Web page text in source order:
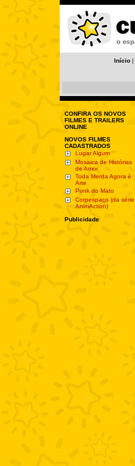
Início |
CONFIRA OS NOVOS
FILMES E TRAILERS
ONLINE
NOVOS FILMES
CADASTRADOS
Lugar Algum
Mosaica de Histórias
de Amor
Toda Merda Agora é
Arte
Punk do Mato
Corpespaço (da série
AnimAction)
Publicidade